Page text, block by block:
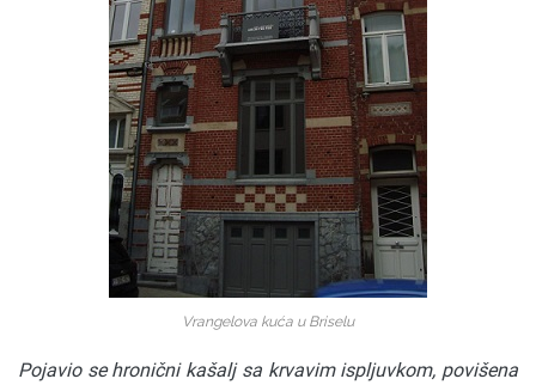
Vrangelova kuća u Briselu
Pojavio se hronični kašalj sa krvavim ispljuvkom, povišena